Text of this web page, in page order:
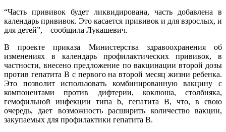
“Часть прививок будет ликвидирована, часть добавлена в
календарь прививок. Это касается прививок и для взрослых, и
для детей”, – сообщила Лукашевич.
В проекте приказа Министерства здравоохранения об
изменениях в календарь профилактических прививок, в
частности, внесено предложение по вакцинации второй дозы
против гепатита В с первого на второй месяц жизни ребенка.
Это позволит использовать комбинированную вакцину с
компонентами против дифтерии, коклюша, столбняка,
гемофильной инфекции типа b, гепатита В, что, в свою
очередь, дает возможность расширить количество вакцин,
закупаемых для профилактики гепатита В.